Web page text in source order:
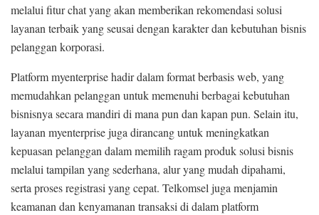
melalui fitur chat yang akan memberikan rekomendasi solusi
layanan terbaik yang seusai dengan karakter dan kebutuhan bisnis
pelanggan korporasi.
Platform myenterprise hadir dalam format berbasis web, yang
memudahkan pelanggan untuk memenuhi berbagai kebutuhan
bisnisnya secara mandiri di mana pun dan kapan pun. Selain itu,
layanan myenterprise juga dirancang untuk meningkatkan
kepuasan pelanggan dalam memilih ragam produk solusi bisnis
melalui tampilan yang sederhana, alur yang mudah dipahami,
serta proses registrasi yang cepat. Telkomsel juga menjamin
keamanan dan kenyamanan transaksi di dalam platform